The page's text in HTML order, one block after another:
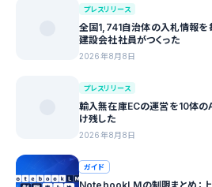
プレスリリース
全国1,741自治体の入札情報を
建設会社社員がつくった
2026年8月8日
プレスリリース
輸入無在庫ECの運営を10体の
け残した
2026年8月8日
ガイド